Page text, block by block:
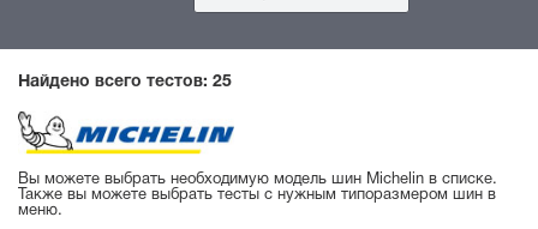
Найдено всего тестов: 25
Вы можете выбрать необходимую модель шин Michelin в списке.
Также вы можете выбрать тесты с нужным типоразмером шин в
меню.